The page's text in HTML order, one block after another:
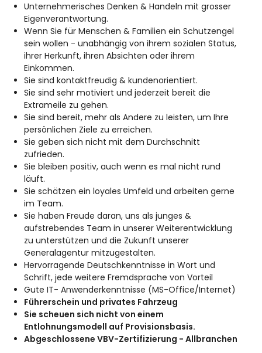
Unternehmerisches Denken & Handeln mit grosser
Eigenverantwortung.
Wenn Sie für Menschen & Familien ein Schutzengel
sein wollen - unabhängig von ihrem sozialen Status,
ihrer Herkunft, ihren Absichten oder ihrem
Einkommen.
Sie sind kontaktfreudig & kundenorientiert.
Sie sind sehr motiviert und jederzeit bereit die
Extrameile zu gehen.
Sie sind bereit, mehr als Andere zu leisten, um Ihre
persönlichen Ziele zu erreichen.
Sie geben sich nicht mit dem Durchschnitt
zufrieden.
Sie bleiben positiv, auch wenn es mal nicht rund
läuft.
Sie schätzen ein loyales Umfeld und arbeiten gerne
im Team.
Sie haben Freude daran, uns als junges &
aufstrebendes Team in unserer Weiterentwicklung
zu unterstützen und die Zukunft unserer
Generalagentur mitzugestalten.
Hervorragende Deutschkenntnisse in Wort und
Schrift, jede weitere Fremdsprache von Vorteil
Gute IT- Anwenderkenntnisse (MS-Office/Internet)
Führerschein und privates Fahrzeug
Sie scheuen sich nicht von einem
Entlohnungsmodell auf Provisionsbasis.
Abgeschlossene VBV-Zertifizierung - Allbranchen